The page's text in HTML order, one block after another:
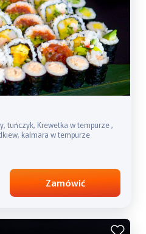
tuńczyk, Krewetka w tempurze ,
kalmara w tempurze
Zamówić